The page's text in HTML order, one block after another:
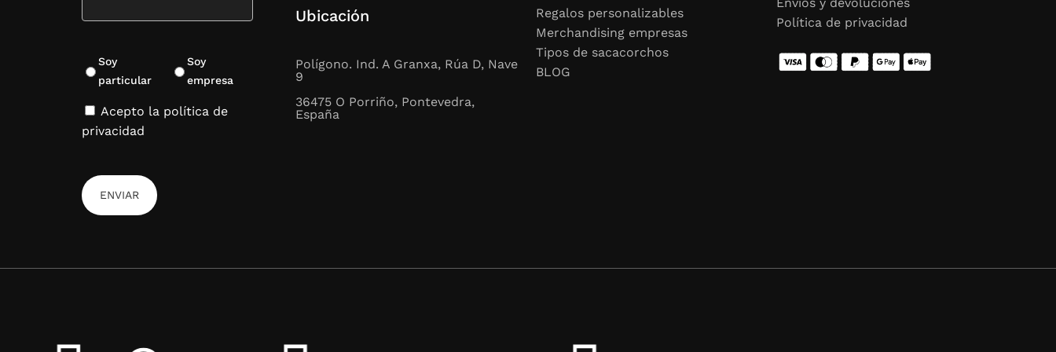
Soy
particular
Soy
empresa
Acepto la política de
privacidad
Ubicación
Polígono. Ind. A Granxa, Rúa D, Nave
9
36475 O Porriño, Pontevedra,
España
Regalos personalizables
Merchandising empresas
Tipos de sacacorchos
BLOG
Política de privacidad